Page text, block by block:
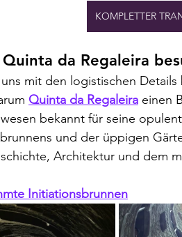
KOMPLETTER
da Regaleira
mit den logistischen
Quinta da Regaleira einen
bekannt für seine
und der üppigen
Architektur und dem
Initiationsbrunnen